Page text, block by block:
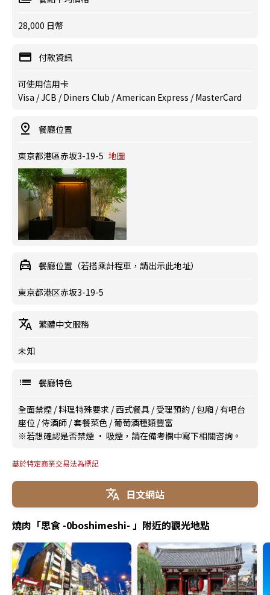
28,000 日幣
付款資訊
可使用信用卡
Visa / JCB / Diners Club / American Express / MasterCard
餐廳位置
東京都港區赤坂3-19-5 地圖
餐廳位置（若搭乘計程車，請出示此地址）
東京都港区赤坂3-19-5
繁體中文服務
未知
餐廳特色
全面禁煙 /料理特殊要求 /西式餐具 /受理預約 /包廂 /有吧台
座位 /侍酒師 /套餐菜色 /葡萄酒種類豐富
※若想確認是否禁煙 · 吸煙，請在備考欄中寫下相關咨詢。
基於特定商業交易法為標記
日文網站
燒肉「思食 -0boshimeshi- 」附近的觀光地點